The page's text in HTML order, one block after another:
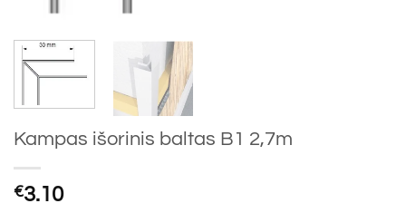
Kampas išorinis baltas B1 2,7m
€3.10